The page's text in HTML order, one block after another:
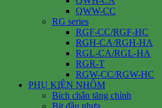
QWW-CC
RG series
RGF-CC/RGF-HC
RGH-CA/RGH-HA
RGL-CA/RGL-HA
RGR-T
RGW-CC/RGW-HC
PHỤ KIỆN NHÔM
Bích chân tăng chỉnh
Bịt đầu nhựa